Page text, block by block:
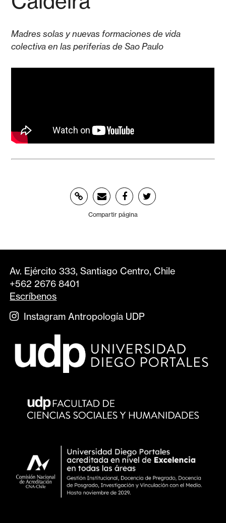
Madres solas y nuevas formaciones de vida
colectiva en las periferias de Sao Paulo
Compartir página
Av. Ejército 333, Santiago Centro, Chile
+562 2676 8401
Escríbenos
Instagram Antropología UDP